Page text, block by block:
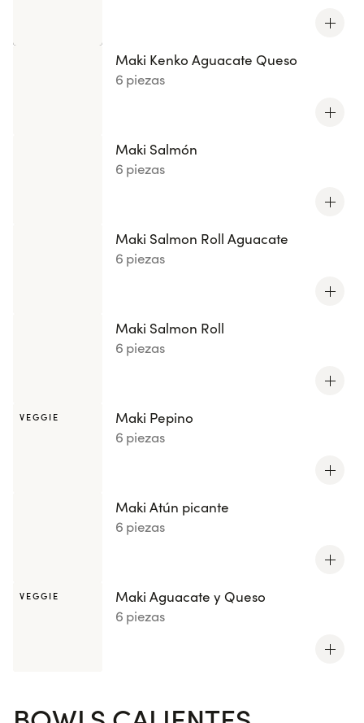
Maki Kenko Aguacate Queso
6 piezas
Maki Salmón
6 piezas
Maki Salmon Roll Aguacate
6 piezas
Maki Salmon Roll
6 piezas
VEGGIE
Maki Pepino
6 piezas
Maki Atún picante
6 piezas
VEGGIE
Maki Aguacate y Queso
6 piezas